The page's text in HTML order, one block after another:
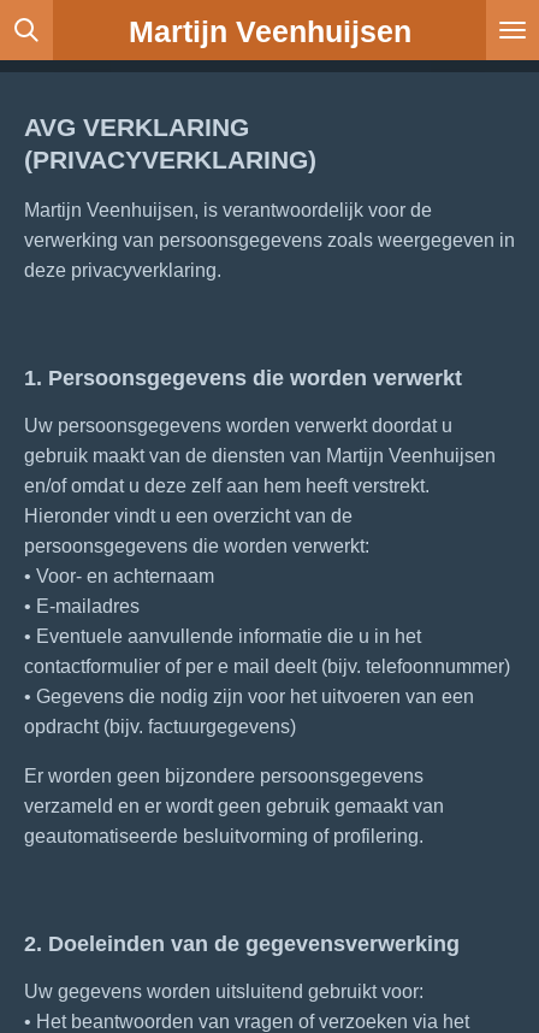
Ga
direct
de
hoofdinhoud
Martijn Veenhuijsen
AVG VERKLARING
(PRIVACYVERKLARING)
Martijn Veenhuijsen, is verantwoordelijk voor de
verwerking van persoonsgegevens zoals weergegeven in
deze privacyverklaring.
1. Persoonsgegevens die worden verwerkt
Uw persoonsgegevens worden verwerkt doordat u
gebruik maakt van de diensten van Martijn Veenhuijsen
en/of omdat u deze zelf aan hem heeft verstrekt.
Hieronder vindt u een overzicht van de
persoonsgegevens die worden verwerkt:
• Voor- en achternaam
• E-mailadres
• Eventuele aanvullende informatie die u in het
contactformulier of per e mail deelt (bijv. telefoonnummer)
• Gegevens die nodig zijn voor het uitvoeren van een
opdracht (bijv. factuurgegevens)
Er worden geen bijzondere persoonsgegevens
verzameld en er wordt geen gebruik gemaakt van
geautomatiseerde besluitvorming of profilering.
2. Doeleinden van de gegevensverwerking
Uw gegevens worden uitsluitend gebruikt voor:
• Het beantwoorden van vragen of verzoeken via het